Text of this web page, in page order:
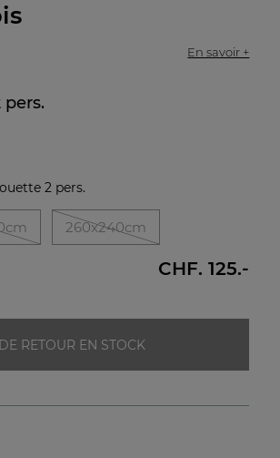
En savoir +
pers.
2 pers.
260x240cm
CHF. 125.-
DE RETOUR EN STOCK